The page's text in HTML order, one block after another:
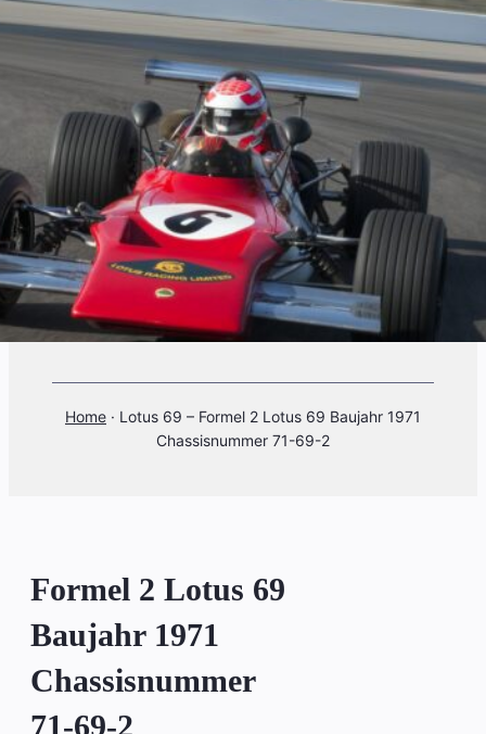
Home · Lotus 69 – Formel 2 Lotus 69 Baujahr 1971
Chassisnummer 71-69-2
Formel 2 Lotus 69
Baujahr 1971
Chassisnummer
71-69-2